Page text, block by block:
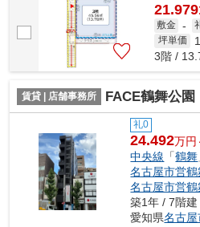
敷金 -
坪単価
3階 /
賃貸 | 店舗事務所 FACE鶴舞公園【
礼0
24.492万円
中央線 「鶴舞
名古屋市営鶴
名古屋市営鶴
築1年 / 7階建
愛知県名古